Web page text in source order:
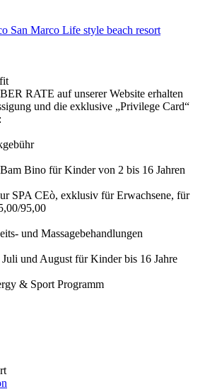
San Marco Life style beach resort
RATE auf unserer Website erhalten
und die exklusive „Privilege Card“
Bino für Kinder von 2 bis 16 Jahren
SPA CEò, exklusiv für Erwachsene, für
95,00
und Massagebehandlungen
Juli und August für Kinder bis 16 Jahre
& Sport Programm